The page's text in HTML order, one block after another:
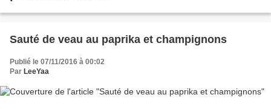
Sauté de veau au paprika et champignons
Publié le 07/11/2016 à 00:02
Par LeeYaa